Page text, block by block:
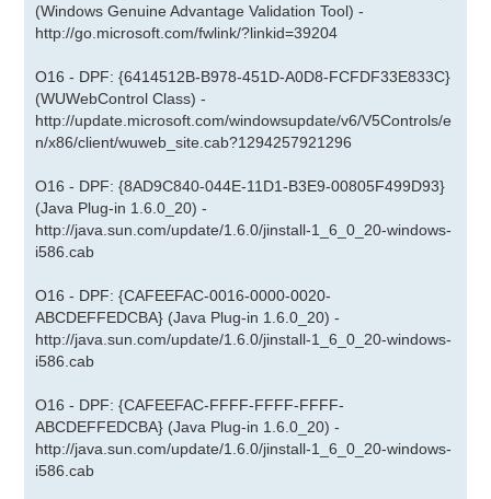
(Windows Genuine Advantage Validation Tool) -
http://go.microsoft.com/fwlink/?linkid=39204
O16 - DPF: {6414512B-B978-451D-A0D8-FCFDF33E833C}
(WUWebControl Class) -
http://update.microsoft.com/windowsupdate/v6/V5Controls/e
n/x86/client/wuweb_site.cab?1294257921296
O16 - DPF: {8AD9C840-044E-11D1-B3E9-00805F499D93}
(Java Plug-in 1.6.0_20) -
http://java.sun.com/update/1.6.0/jinstall-1_6_0_20-windows-
i586.cab
O16 - DPF: {CAFEEFAC-0016-0000-0020-
ABCDEFFEDCBA} (Java Plug-in 1.6.0_20) -
http://java.sun.com/update/1.6.0/jinstall-1_6_0_20-windows-
i586.cab
O16 - DPF: {CAFEEFAC-FFFF-FFFF-FFFF-
ABCDEFFEDCBA} (Java Plug-in 1.6.0_20) -
http://java.sun.com/update/1.6.0/jinstall-1_6_0_20-windows-
i586.cab